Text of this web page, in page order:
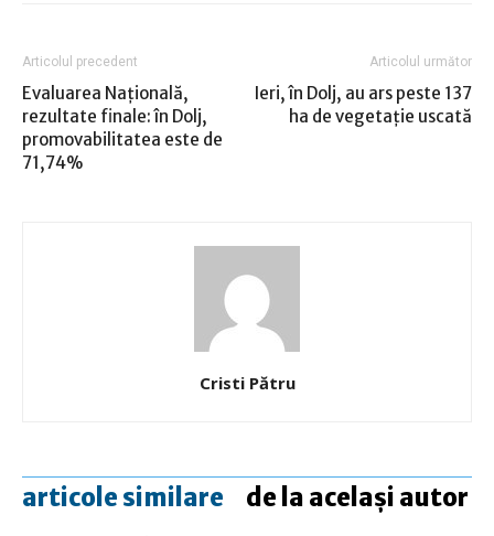
Articolul precedent
Evaluarea Naţională,
rezultate finale: în Dolj,
promovabilitatea este de
71,74%
Articolul următor
Ieri, în Dolj, au ars peste 137
ha de vegetaţie uscată
Cristi Pătru
articole similare de la același autor